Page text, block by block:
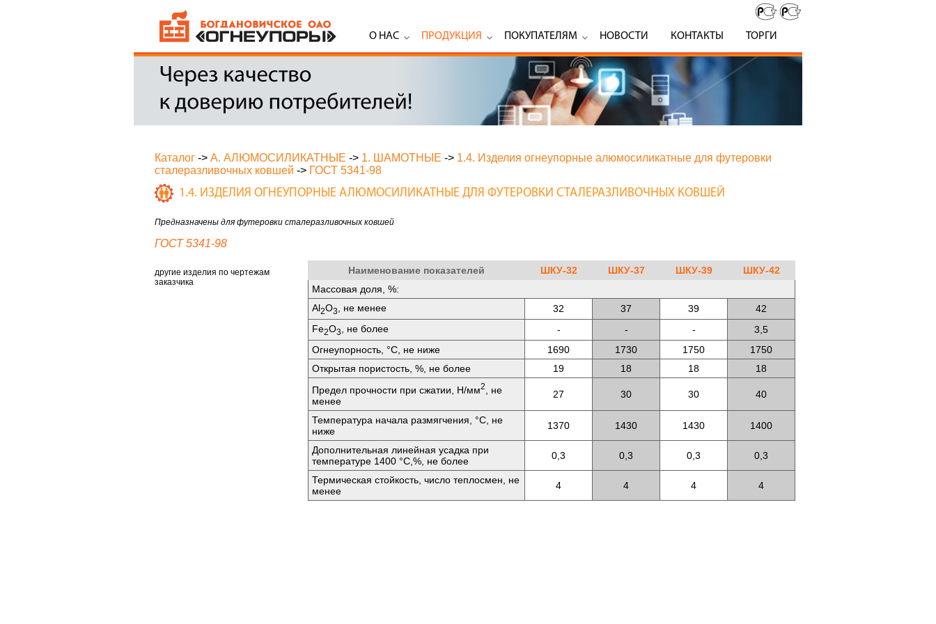
О НАС ПРОДУКЦИЯ ПОКУПАТЕЛЯМ НОВОСТИ КОНТАКТЫ ТОРГИ
Каталог -> А. АЛЮМОСИЛИКАТНЫЕ -> 1. ШАМОТНЫЕ -> 1.4. Изделия огнеупорные алюмосиликатные для футеровки
сталеразливочных ковшей -> ГОСТ 5341-98
1.4. ИЗДЕЛИЯ ОГНЕУПОРНЫЕ АЛЮМОСИЛИКАТНЫЕ ДЛЯ ФУТЕРОВКИ СТАЛЕРАЗЛИВОЧНЫХ КОВШЕЙ
Предназначены для футеровки сталеразливочных ковшей
ГОСТ 5341-98
другие изделия по чертежам
заказчика
Наименование показателей ШКУ-32 ШКУ-37 ШКУ-39
ШКУ-42
Массовая доля, %:
Аl2O3 , не менее 32 37 39
42
Fe2O3 , не более - - -
3,5
Огнеупорность, °C, не ниже
1690 1730 1750
1750
Открытая пористость, %, не более
19 18 18
18
Предел прочности при сжатии, Н/мм2
, не
менее
27 30 30 40
Температура начала размягчения, °C, не
ниже
1370 1430 1430 1400
Дополнительная линейная усадка при
температуре 1400 °C,%, не более
0,3 0,3 0,3 0,3
Термическая стойкость, число теплосмен, не
менее
4 4 4 4